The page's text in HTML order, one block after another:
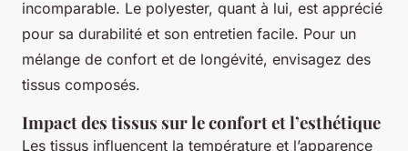
incomparable. Le polyester, quant à lui, est apprécié
pour sa durabilité et son entretien facile. Pour un
mélange de confort et de longévité, envisagez des
tissus composés.
Impact des tissus sur le confort et l’esthétique
Les tissus influencent la température et l’apparence